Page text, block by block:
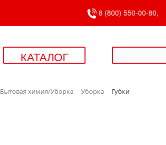
8 (800) 550-00-80,
КАТАЛОГ
Бытовая химия/Уборка Уборка Губки